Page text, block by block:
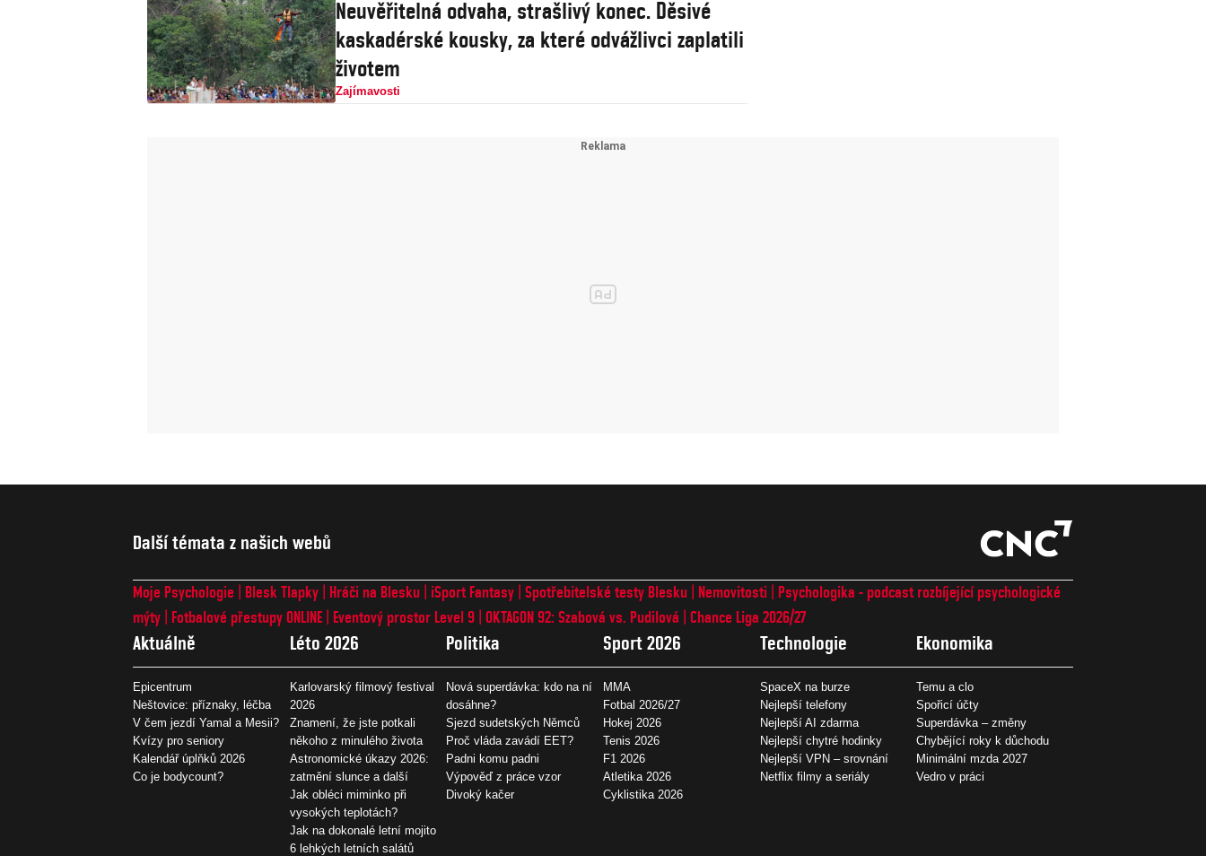
Neuvěřitelná odvaha, strašlivý konec. Děsivé
kaskadérské kousky, za které odvážlivci zaplatili
životem
Zajímavosti
Další témata z našich webů
Moje Psychologie Blesk Tlapky Hráči na Blesku iSport Fantasy Spotřebitelské testy Blesku Nemovitosti
Psychologika - podcast rozbíjející psychologické
mýty
Fotbalové přestupy ONLINE Eventový prostor Level 9 OKTAGON 92: Szabová vs. Pudilová Chance Liga 2026/27
Aktuálně
Epicentrum
Neštovice: příznaky, léčba
V čem jezdí Yamal a Mesii?
Kvízy pro seniory
Kalendář úplňků 2026
Co je bodycount?
Léto 2026
Karlovarský filmový festival
2026
Znamení, že jste potkali
někoho z minulého života
Astronomické úkazy 2026:
zatmění slunce a další
Jak obléci miminko při
vysokých teplotách?
Jak na dokonalé letní mojito
6 lehkých letních salátů
Politika
Nová superdávka: kdo na ní
dosáhne?
Sjezd sudetských Němců
Proč vláda zavádí EET?
Padni komu padni
Výpověď z práce vzor
Divoký kačer
Sport 2026
MMA
Fotbal 2026/27
Hokej 2026
Tenis 2026
F1 2026
Atletika 2026
Cyklistika 2026
Technologie
SpaceX na burze
Nejlepší telefony
Nejlepší AI zdarma
Nejlepší chytré hodinky
Nejlepší VPN – srovnání
Netflix filmy a seriály
Ekonomika
Temu a clo
Spořicí účty
Superdávka – změny
Chybějící roky k důchodu
Minimální mzda 2027
Vedro v práci